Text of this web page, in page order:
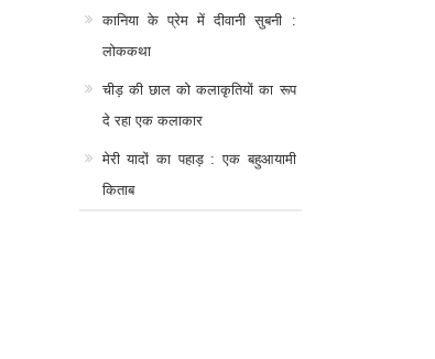
कानिया के प्रेम में दीवानी सुबनी :
लोककथा
चीड़ की छाल को कलाकृतियों का रूप
दे रहा एक कलाकार
मेरी यादों का पहाड़ : एक बहुआयामी
किताब